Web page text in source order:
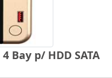
Bay p/ HDD SATA